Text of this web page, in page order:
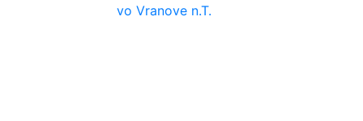
vo Vranove n.T.